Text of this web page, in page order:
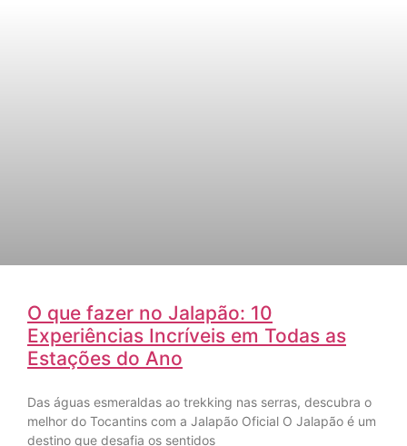
O que fazer no Jalapão: 10
Experiências Incríveis em Todas as
Estações do Ano
Das águas esmeraldas ao trekking nas serras, descubra o
melhor do Tocantins com a Jalapão Oficial O Jalapão é um
destino que desafia os sentidos